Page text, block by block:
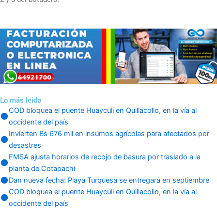
Lo más leido
COD bloquea el puente Huayculi en Quillacollo, en la vía al
occidente del país
Invierten Bs 676 mil en insumos agrícolas para afectados por
desastres
EMSA ajusta horarios de recojo de basura por traslado a la
planta de Cotapachi
Dan nueva fecha: Playa Turquesa se entregará en septiembre
COD bloquea el puente Huayculi en Quillacollo, en la vía al
occidente del país